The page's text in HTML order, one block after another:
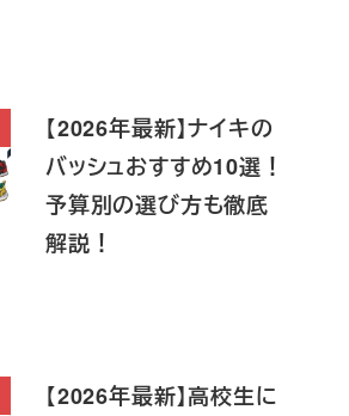
【2026年最新】ナイキの
バッシュおすすめ10選！
予算別の選び方も徹底
解説！
【2026年最新】高校生に